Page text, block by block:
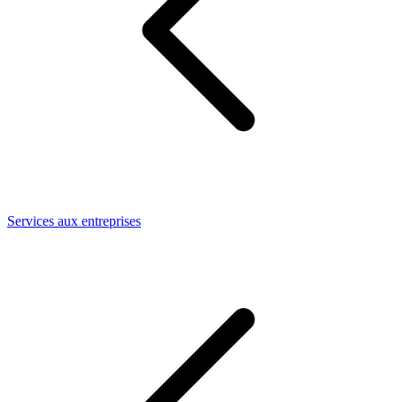
Services aux entreprises